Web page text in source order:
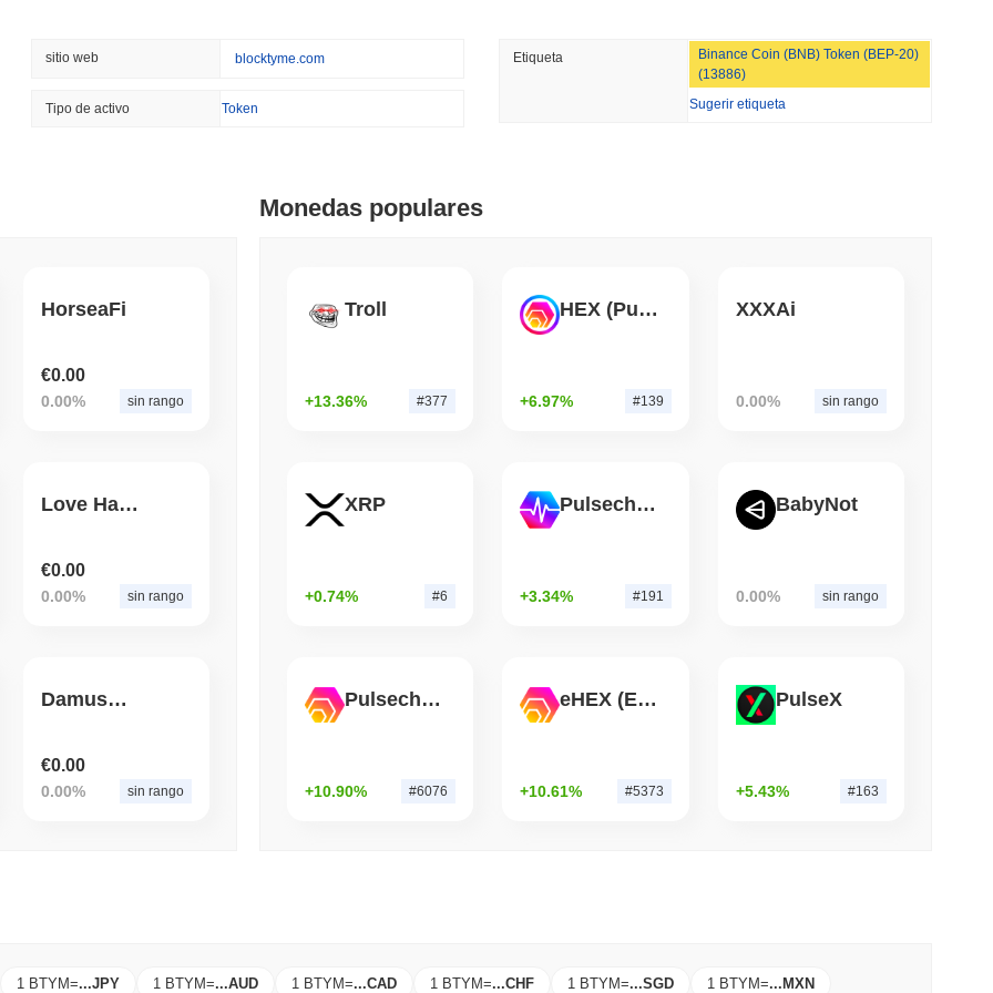
Wintermute obtiene licencia de corredor-dealer en EE. UU. para
La Ley CLARITY en un punto muerto a medida que se acerca el
TOKENIZATION
Maruwa apuesta por la stablecoin en yenes
sitio web blocktyme.com
Tipo de activo Token
Etiqueta
Binance Coin (BNB) Token (BEP-20)
(13886)
Sugerir etiqueta
HorseaFi
€0.00
0.00% sin rango
Love Hate inu (BSC)
€0.00
0.00% sin rango
DamusCoin
€0.00
0.00% sin rango
Monedas populares
Troll
+13.36% #377
HEX (Pulsechain)
+6.97% #139
XXXAi
0.00% sin rango
XRP
+0.74% #6
Pulsechain
+3.34% #191
BabyNot
0.00% sin rango
Pulsechain Bridged HEX (Pulsechain)
+10.90% #6076
eHEX (Ethereum)
+10.61% #5373
PulseX
+5.43% #163
1 BTYM=...JPY 1 BTYM=...AUD 1 BTYM=...CAD 1 BTYM=...CHF 1 BTYM=...SGD 1 BTYM=...MXN